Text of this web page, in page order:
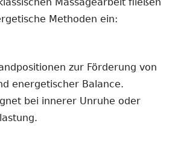
Methoden ein:
zur Förderung von
energetischer Balance.
bei innerer Unruhe oder